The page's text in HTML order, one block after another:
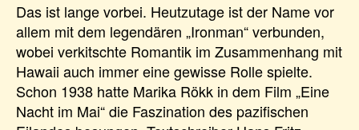
Das ist lange vorbei. Heutzutage ist der Name vor
allem mit dem legendären „Ironman“ verbunden,
wobei verkitschte Romantik im Zusammenhang mit
Hawaii auch immer eine gewisse Rolle spielte.
Schon 1938 hatte Marika Rökk in dem Film „Eine
Nacht im Mai“ die Faszination des pazifischen